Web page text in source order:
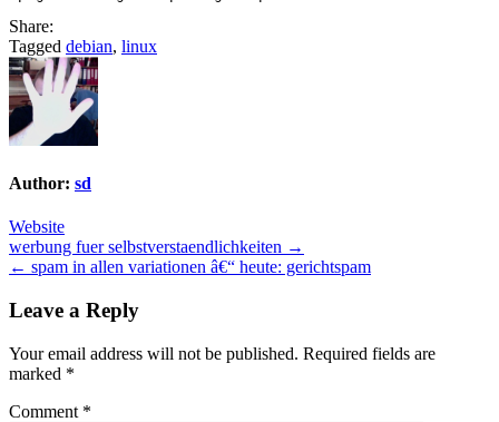
Share:
Tagged debian, linux
Author: sd
Website
Post
navigation
werbung fuer selbstverstaendlichkeiten →
← spam in allen variationen â€“ heute: gerichtspam
Leave a Reply
Your email address will not be published. Required fields are
marked *
Comment *